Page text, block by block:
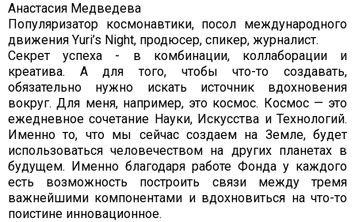
Анастасия Медведева
Популяризатор космонавтики, посол международного
движения Yuri’s Night, продюсер, спикер, журналист.
Секрет успеха - в комбинации, коллаборации и
креатива. А для того, чтобы что-то создавать,
обязательно нужно искать источник вдохновения
вокруг. Для меня, например, это космос. Космос — это
ежедневное сочетание Науки, Искусства и Технологий.
Именно то, что мы сейчас создаем на Земле, будет
использоваться человечеством на других планетах в
будущем. Именно благодаря работе Фонда у каждого
есть возможность построить связи между тремя
важнейшими компонентами и вдохновиться на что-то
поистине инновационное.